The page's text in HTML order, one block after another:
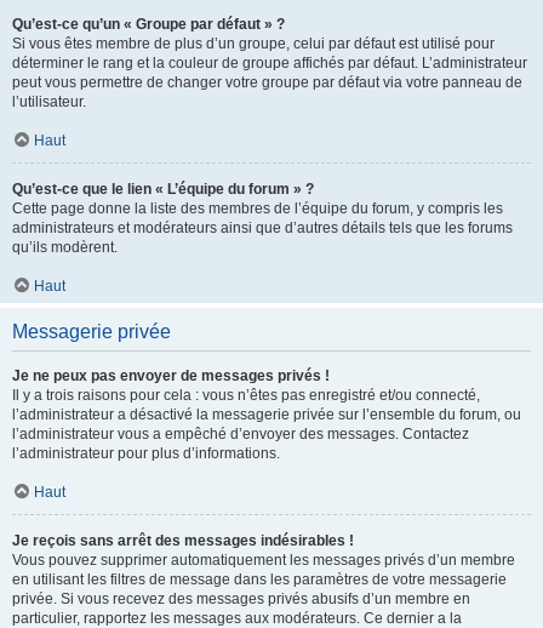
Qu’est-ce qu’un « Groupe par défaut » ?
Si vous êtes membre de plus d’un groupe, celui par défaut est utilisé pour
déterminer le rang et la couleur de groupe affichés par défaut. L’administrateur
peut vous permettre de changer votre groupe par défaut via votre panneau de
l’utilisateur.
Haut
Qu’est-ce que le lien « L’équipe du forum » ?
Cette page donne la liste des membres de l’équipe du forum, y compris les
administrateurs et modérateurs ainsi que d’autres détails tels que les forums
qu’ils modèrent.
Haut
Messagerie privée
Je ne peux pas envoyer de messages privés !
Il y a trois raisons pour cela : vous n’êtes pas enregistré et/ou connecté,
l’administrateur a désactivé la messagerie privée sur l’ensemble du forum, ou
l’administrateur vous a empêché d’envoyer des messages. Contactez
l’administrateur pour plus d’informations.
Haut
Je reçois sans arrêt des messages indésirables !
Vous pouvez supprimer automatiquement les messages privés d’un membre
en utilisant les filtres de message dans les paramètres de votre messagerie
privée. Si vous recevez des messages privés abusifs d’un membre en
particulier, rapportez les messages aux modérateurs. Ce dernier a la